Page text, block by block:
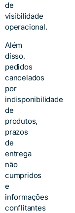
de
visibilidade
operacional.
Além
disso,
pedidos
cancelados
por
indisponibilidade
de
produtos,
prazos
de
entrega
não
cumpridos
e
informações
conflitantes